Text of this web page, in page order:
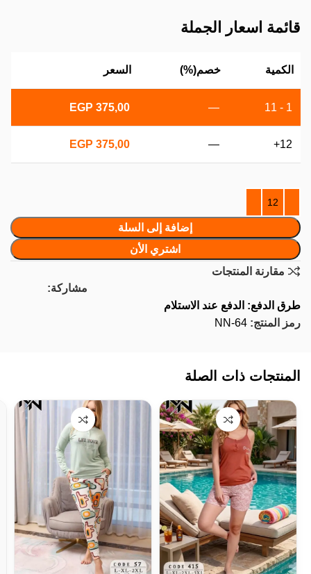
قائمة اسعار الجملة
الكمية خصم(%) السعر
1 - 11
—
375,00
EGP
12+
—
375,00
EGP
إضافة إلى السلة
اشتري الأن
مقارنة المنتجات
مشاركة:
طرق الدفع: الدفع عند الاستلام
رمز المنتج:NN-64
المنتجات ذات الصلة